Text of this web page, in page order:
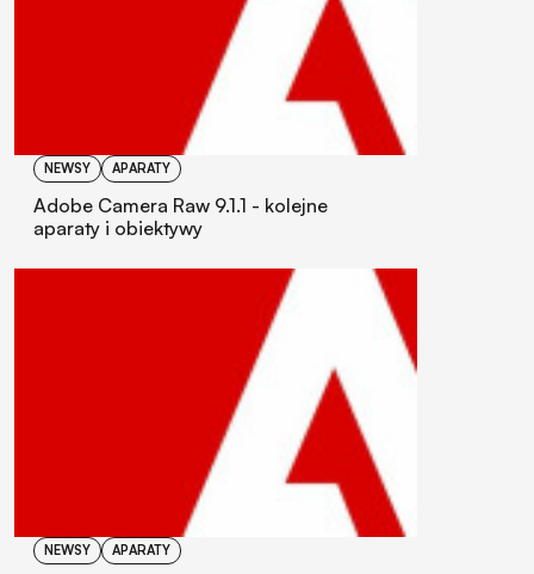
NEWSY APARATY
Adobe Camera Raw 9.1.1 - kolejne
aparaty i obiektywy
NEWSY APARATY